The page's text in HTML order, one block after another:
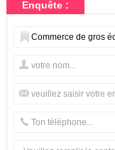
Enquête :